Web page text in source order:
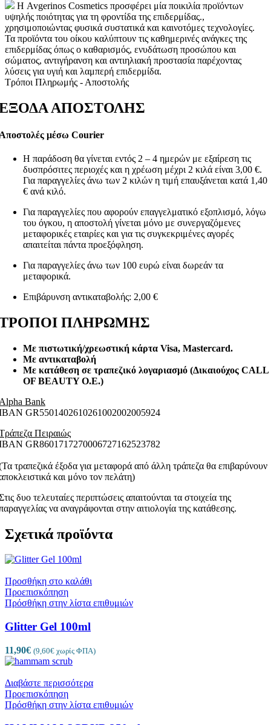
Η Avgerinos Cosmetics προσφέρει μία ποικιλία προϊόντων
υψηλής ποιότητας για τη φροντίδα της επιδερμίδας.,
χρησιμοποιώντας φυσικά συστατικά και καινοτόμες τεχνολογίες.
Τα προϊόντα του οίκου καλύπτουν τις καθημερινές ανάγκες της
επιδερμίδας όπως ο καθαρισμός, ενυδάτωση προσώπου και
σώματος, αντιγήρανση και αντιηλιακή προστασία παρέχοντας
λύσεις για υγιή και λαμπερή επιδερμίδα.
Τρόποι Πληρωμής - Αποστολής
ΑΠΟΣΤΟΛΗΣ
μέσω Courier
Η παράδοση θα γίνεται εντός 2 – 4 ημερών με εξαίρεση τις
δυσπρόσιτες περιοχές και η χρέωση μέχρι 2 κιλά είναι 3,00 €.
Για παραγγελίες άνω των 2 κιλών η τιμή επαυξάνεται κατά 1,40
€ ανά κιλό.
Για παραγγελίες που αφορούν επαγγελματικό εξοπλισμό, λόγω
του όγκου, η αποστολή γίνεται μόνο με συνεργαζόμενες
μεταφορικές εταιρίες και για τις συγκεκριμένες αγορές
απαιτείται πάντα προεξόφληση.
Για παραγγελίες άνω των 100 ευρώ είναι δωρεάν τα
μεταφορικά.
Επιβάρυνση αντικαταβολής: 2,00 €
ΠΛΗΡΩΜΗΣ
Με πιστωτική/χρεωστική κάρτα Visa, Mastercard.
Με αντικαταβολή
Με κατάθεση σε τραπεζικό λογαριασμό (Δικαιούχος CALL
OF BEAUTY O.E.)
Bank
GR5501402610261002002005924
Πειραιώς
GR8601717270006727162523782
τραπεζικά έξοδα για μεταφορά από άλλη τράπεζα θα επιβαρύνουν
και μόνο τον πελάτη)
δυο τελευταίες περιπτώσεις απαιτούνται τα στοιχεία της
να αναγράφονται στην αιτιολογία της κατάθεσης.
Σχετικά προϊόντα
Προσθήκη στο καλάθι
Προεπισκόπηση
Πρόσθήκη στην λίστα επιθυμιών
Glitter Gel 100ml
11,90€ (9,60€ χωρίς ΦΠΑ)
Διαβάστε περισσότερα
Προεπισκόπηση
Πρόσθήκη στην λίστα επιθυμιών